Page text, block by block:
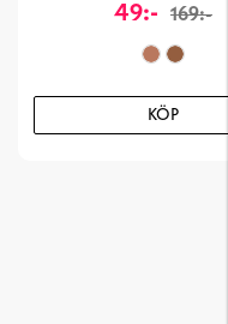
49:- 169:-
KÖP